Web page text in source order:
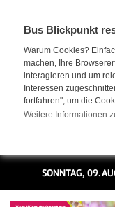
Bus Blickpunkt
Warum Cookies?
machen, Ihre
interagieren und um
Interessen
fortfahren", um die
Weitere Informationen
SONNTAG, 09.